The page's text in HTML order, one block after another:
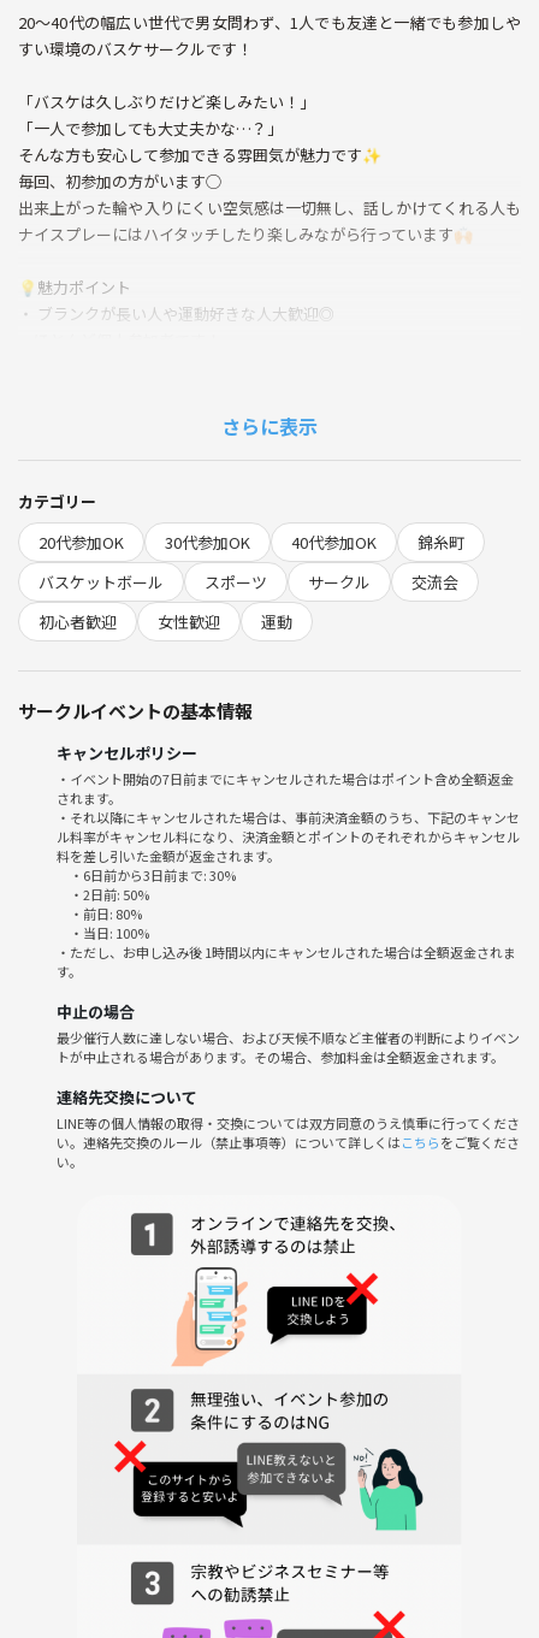
20～40代の幅広い世代で男女問わず、1人でも友達と一緒でも参加しや
すい環境のバスケサークルです！
「バスケは久しぶりだけど楽しみたい！」
「一人で参加しても大丈夫かな…？」
そんな方も安心して参加できる雰囲気が魅力です✨
毎回、初参加の方がいます◯
出来上がった輪や入りにくい空気感は一切無し、話しかけてくれる人も
ナイスプレーにはハイタッチしたり楽しみながら行っています🙌🏻
💡魅力ポイント
・ ブランクが長い人や運動好きな人大歓迎◎
★毎月初参加の方が増えて来ています！
⛹🏻‍♀️サークル内容
19:00 開場
19:15 ウォーミングアップ（レイアップ左右3本）
19:20～ 試合（6分流し、インターバル30秒）
錦糸町駅・押上駅周辺
💰参加費
600円
※非営利で運営している為、運営費以外の営利目的は一切ございませ
🎒持ち物
・ 室内用シューズ
・動きやすい格好
※試合ごとにTシャツを黒または白に着替えてもらいます。
すぐ着替えられるよう黒または白Tシャツを1枚持って置くか、リバーシ
ブルのビブスをご用意お願い致します。
・当日の無断キャンセルはご遠慮下さい。
・怪我・事故等は自己責任となります。
→とにかくケガに繋がらないように特別ルールも用意していますが、激
・暴言暴力・悪質な煽りなど不快な行為はおやめ下さい。
・勧誘・ナンパ等は厳禁です。
・団体ルール・会場ルールは必ず守ってください。
上京したてで友達が欲しい、運動を始めたい、久しぶりにバスケした
い、スポーツで繋がりたいなどなどみんなで笑って、動いて、繋がる時
間を一緒に作っていきましょう🤝
さらに表示
カテゴリー
20代参加OK
30代参加OK 40代参加OK
錦糸町
バスケットボール
スポーツ サークル
交流会
初心者歓迎
女性歓迎 運動
サークルイベントの基本情報
キャンセルポリシー
・イベント開始の7日前までにキャンセルされた場合はポイント含め全額返金
されます。
・それ以降にキャンセルされた場合は、事前決済金額のうち、下記のキャンセ
ル料率がキャンセル料になり、決済金額とポイントのそれぞれからキャンセル
料を差し引いた金額が返金されます。
・6日前から3日前まで: 30%
・2日前: 50%
・前日: 80%
・当日: 100%
・ただし、お申し込み後 1時間以内にキャンセルされた場合は全額返金されま
す。
中止の場合
最少催行人数に達しない場合、および天候不順など主催者の判断によりイベン
トが中止される場合があります。その場合、参加料金は全額返金されます。
連絡先交換について
LINE等の個人情報の取得・交換については双方同意のうえ慎重に行ってくださ
い。連絡先交換のルール（禁止事項等）について詳しくはこちらをご覧くださ
い。